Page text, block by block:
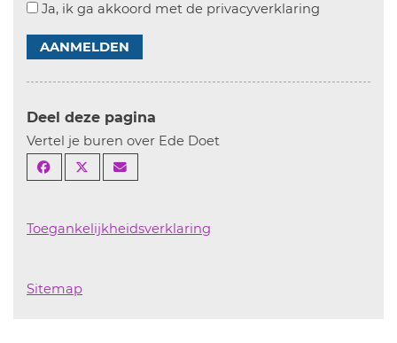
Ja, ik ga akkoord met de privacyverklaring
AANMELDEN
Deel deze pagina
Vertel je buren over Ede Doet
Toegankelijkheidsverklaring
Sitemap